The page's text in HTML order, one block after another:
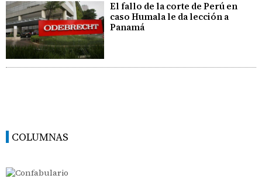
El fallo de la corte de Perú en
caso Humala le da lección a
Panamá
COLUMNAS